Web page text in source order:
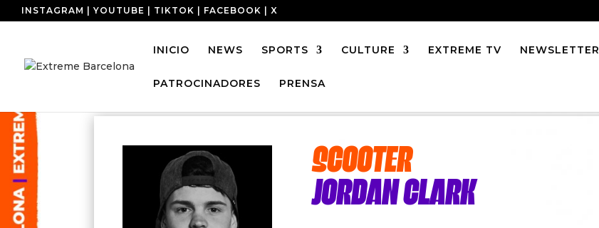
INSTAGRAM YOUTUBE TIKTOK FACEBOOK X
INICIO NEWS SPORTS CULTURE EXTREME TV NEWSLETTER
PATROCINADORES PRENSA
SCOOTER
JORDAN CLARK